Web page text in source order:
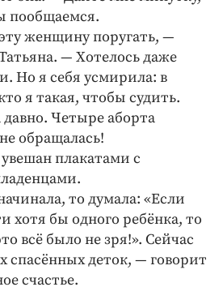
пообщаемся.
женщину поругать, —
— ​Хотелось даже
Но я себя усмирила: в
я такая, чтобы судить.
Четыре аборта
обращалась!
плакатами с
то думала: «Если
хотя бы одного ребёнка, то
всё было не зря!». Сейчас
спасённых деток, — ​говорит
счастье.